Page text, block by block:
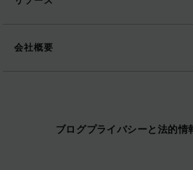
会社概要
ブログプライバシーと法的情